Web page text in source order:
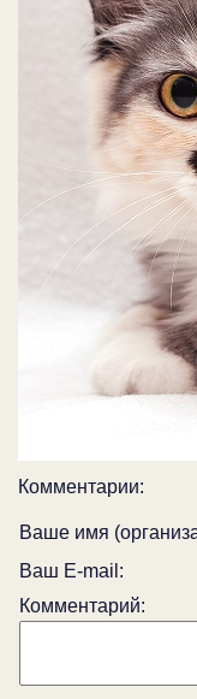
Комментарии:
Ваше имя
Ваш E-mail:
Комментарий: